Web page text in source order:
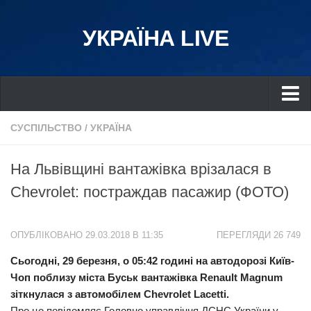
УКРАЇНА LIVE
Україна
Дніпро
Львів
Харків
Донбас
Схід
СУСПІЛЬСТВО / УКРАЇНА
На Львівщині вантажівка врізалася в
Chevrolet: постраждав пасажир (ФОТО)
ПЕРЕГЛЯДИ 26 749
ОПУБЛІКОВАНО 29.03.2018 В 11:35
Сьогодні, 29 березня, о 05:42 годині на автодорозі Київ-
Чоп поблизу міста Буськ вантажівка Renault Magnum
зіткнулася з автомобілем Chevrolet Lacetti.